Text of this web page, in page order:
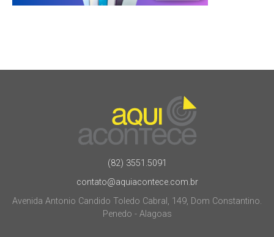
(82) 3551.5091
contato@aquiacontece.com.br
Avenida Antonio Candido Toledo Cabral, 149, Dom Constantino.
Penedo - Alagoas